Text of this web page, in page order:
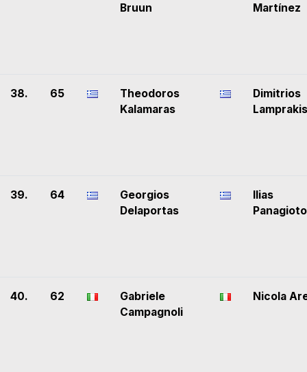
Bruun
Martínez
38. 65
Theodoros
Kalamaras
Dimitrios
Lamprakis
39. 64
Georgios
Delaportas
Ilias
40. 62
Gabriele
Campagnoli
Nicola